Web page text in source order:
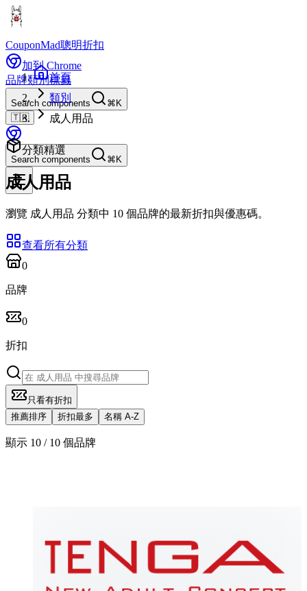
CouponMad聰明折扣
加到 Chrome
品牌類別標籤
Search components
⌘K
🇹🇼
Search components ⌘K
首頁
類別
成人用品
分類精選
成人用品
瀏覽 成人用品 分類中 10 個品牌的最新折扣與優惠碼。
查看所有分類
0
品牌
0
折扣
只看有折扣
推薦排序
折扣最多 名稱 A-Z
顯示 10 / 10 個品牌